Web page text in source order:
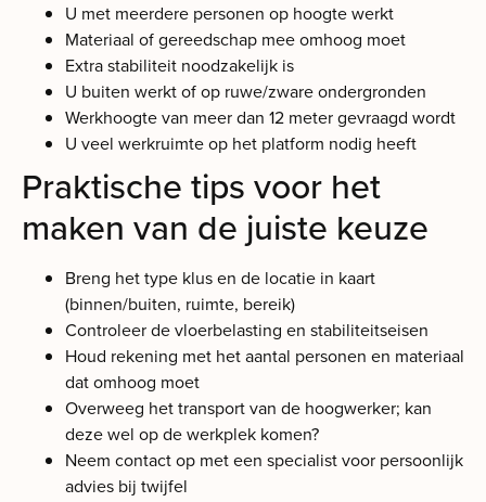
U met meerdere personen op hoogte werkt
Materiaal of gereedschap mee omhoog moet
Extra stabiliteit noodzakelijk is
U buiten werkt of op ruwe/zware ondergronden
Werkhoogte van meer dan 12 meter gevraagd wordt
U veel werkruimte op het platform nodig heeft
Praktische tips voor het
maken van de juiste keuze
Breng het type klus en de locatie in kaart
(binnen/buiten, ruimte, bereik)
Controleer de vloerbelasting en stabiliteitseisen
Houd rekening met het aantal personen en materiaal
dat omhoog moet
Overweeg het transport van de hoogwerker; kan
deze wel op de werkplek komen?
Neem contact op met een specialist voor persoonlijk
advies bij twijfel